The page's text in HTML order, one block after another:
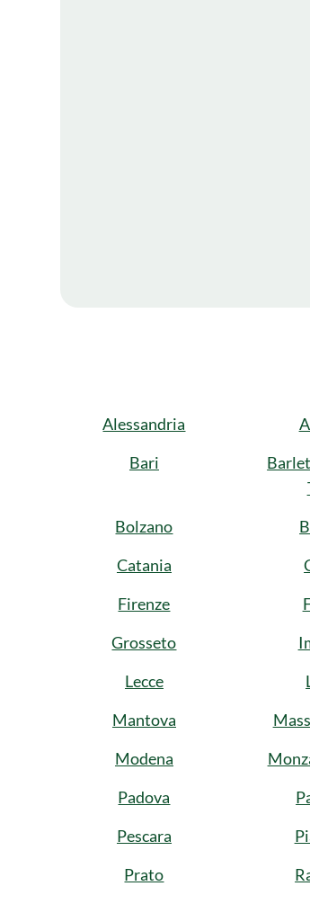
Alessandria
Bari
Bolzano
Catania
Firenze
Grosseto
Lecce
Mantova
Modena
Padova
Pescara
Prato